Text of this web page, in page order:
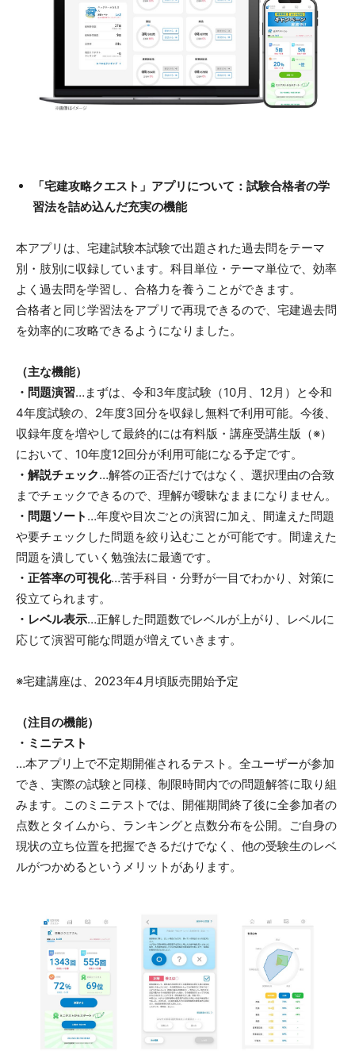
「宅建攻略クエスト」アプリについて：試験合格者の学
習法を詰め込んだ充実の機能
本アプリは、宅建試験本試験で出題された過去問をテーマ
別・肢別に収録しています。科目単位・テーマ単位で、効率
よく過去問を学習し、合格力を養うことができます。
合格者と同じ学習法をアプリで再現できるので、宅建過去問
を効率的に攻略できるようになりました。
（主な機能）
・問題演習…まずは、令和3年度試験（10月、12月）と令和
4年度試験の、2年度3回分を収録し無料で利用可能。今後、
収録年度を増やして最終的には有料版・講座受講生版（※）
において、10年度12回分が利用可能になる予定です。
・解説チェック…解答の正否だけではなく、選択理由の合致
までチェックできるので、理解が曖昧なままになりません。
・問題ソート …年度や目次ごとの演習に加え、間違えた問題
や要チェックした問題を絞り込むことが可能です。間違えた
問題を潰していく勉強法に最適です。
・正答率の可視化…苦手科目・分野が一目でわかり、対策に
役立てられます。
・レベル表示…正解した問題数でレベルが上がり、レベルに
応じて演習可能な問題が増えていきます。
※宅建講座は、2023年4月頃販売開始予定
（注目の機能）
・ミニテスト
…本アプリ上で不定期開催されるテスト。全ユーザーが参加
でき、実際の試験と同様、制限時間内での問題解答に取り組
みます。このミニテストでは、開催期間終了後に全参加者の
点数とタイムから、ランキングと点数分布を公開。ご自身の
現状の立ち位置を把握できるだけでなく、他の受験生のレベ
ルがつかめるというメリットがあります。